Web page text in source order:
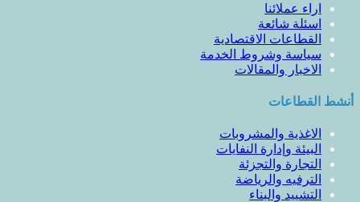
اراء عملائنا
اسئلة شائعة
القطاعات الاقتصادية
سياسة وشروط الخدمة
الاخبار والمقالات
أنشط القطاعات
الاغذية والمشروبات
البيئة وإدارة النفايات
التجارة والتجزئة
الترفيه والرياضة
التشييد والبناء